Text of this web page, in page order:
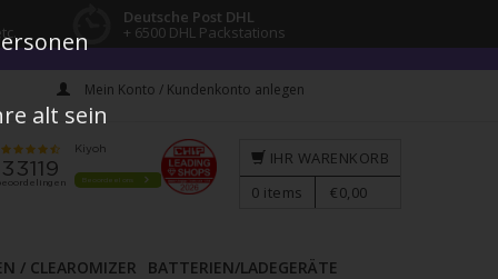
Deutsche Post DHL
+ 6500 DHL Packstations
Mein Konto / Kundenkonto anlegen
/ CLEAROMIZER
BATTERIEN/LADEGERÄTE
IHR WARENKORB
0 items €0,00
alt sein